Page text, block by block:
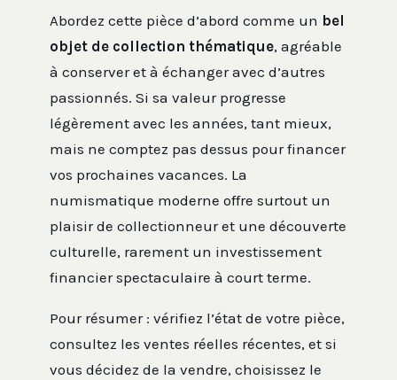
Abordez cette pièce d’abord comme un bel
objet de collection thématique, agréable
à conserver et à échanger avec d’autres
passionnés. Si sa valeur progresse
légèrement avec les années, tant mieux,
mais ne comptez pas dessus pour financer
vos prochaines vacances. La
numismatique moderne offre surtout un
plaisir de collectionneur et une découverte
culturelle, rarement un investissement
financier spectaculaire à court terme.
Pour résumer : vérifiez l’état de votre pièce,
consultez les ventes réelles récentes, et si
vous décidez de la vendre, choisissez le